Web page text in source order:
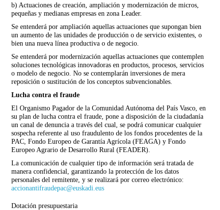
b) Actuaciones de creación, ampliación y modernización de micros,
pequeñas y medianas empresas en zona Leader.
Se entenderá por ampliación aquellas actuaciones que supongan bien
un aumento de las unidades de producción o de servicio existentes, o
bien una nueva línea productiva o de negocio.
Se entenderá por modernización aquellas actuaciones que contemplen
soluciones tecnológicas innovadoras en productos, procesos, servicios
o modelo de negocio. No se contemplarán inversiones de mera
reposición o sustitución de los conceptos subvencionables.
Lucha contra el fraude
El Organismo Pagador de la Comunidad Autónoma del País Vasco, en
su plan de lucha contra el fraude, pone a disposición de la ciudadanía
un canal de denuncia a través del cual, se podrá comunicar cualquier
sospecha referente al uso fraudulento de los fondos procedentes de la
PAC, Fondo Europeo de Garantía Agrícola (FEAGA) y Fondo
Europeo Agrario de Desarrollo Rural (FEADER).
La comunicación de cualquier tipo de información será tratada de
manera confidencial, garantizando la protección de los datos
personales del remitente, y se realizará por correo electrónico:
accionantifraudepac@euskadi.eus
Dotación presupuestaria